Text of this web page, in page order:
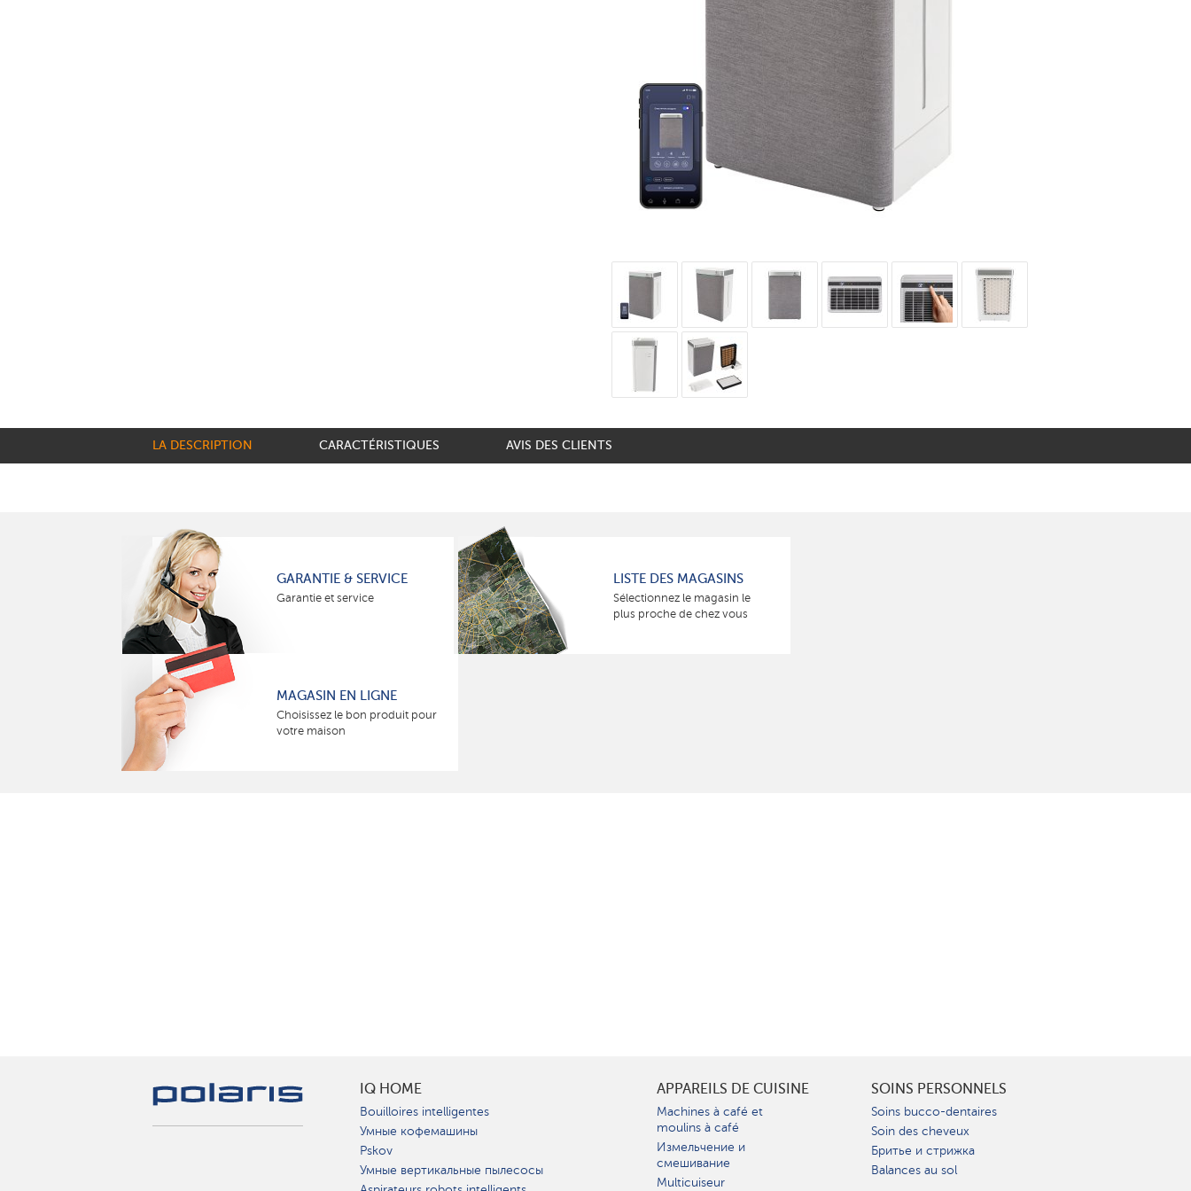
LA DESCRIPTION CARACTÉRISTIQUES AVIS DES CLIENTS
GARANTIE & SERVICE
Garantie et service
LISTE DES MAGASINS
Sélectionnez le magasin le
plus proche de chez vous
MAGASIN EN LIGNE
Choisissez le bon produit pour
votre maison
IQ HOME
Bouilloires intelligentes
Умные кофемашины
Pskov
Умные вертикальные пылесосы
APPAREILS DE CUISINE
Machines à café et
moulins à café
Измельчение и
смешивание
Multicuiseur
SOINS PERSONNELS
Soins bucco-dentaires
Soin des cheveux
Бритье и стрижка
Balances au sol